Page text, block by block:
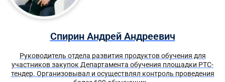
Спирин Андрей Андреевич
Руководитель отдела развития продуктов обучения для
участников закупок Департамента обучения площадки РТС-
тендер. Организовывал и осуществлял контроль проведения